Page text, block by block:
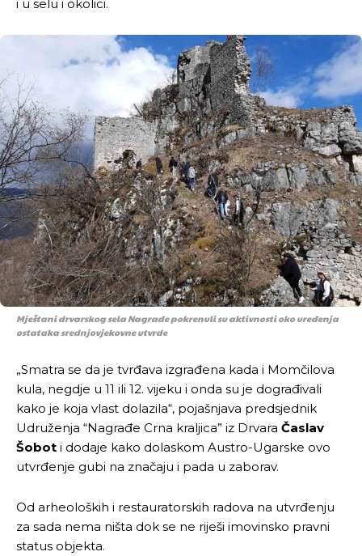
i u selu i okolici.
Mještani drvarskog sela Nagrađe pokrenuli su aktivnosti oko uređenja
ostataka srednjovjekovne utvrde
„Smatra se da je tvrđava izgrađena kada i Momčilova
kula, negdje u 11 ili 12. vijeku i onda su je dograđivali
kako je koja vlast dolazila“, pojašnjava predsjednik
Udruženja “Nagrađe Crna kraljica” iz Drvara Časlav
Šobot i dodaje kako dolaskom Austro-Ugarske ovo
utvrđenje gubi na značaju i pada u zaborav.
Od arheoloških i restauratorskih radova na utvrđenju
za sada nema ništa dok se ne riješi imovinsko pravni
status objekta.